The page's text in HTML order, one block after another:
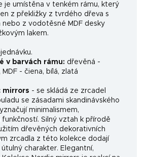
je umístěna v tenkém rámu, který
z překližky z tvrdého dřeva s
z vodotěsné MDF desky
lakem.
v barvách rámu: dřevěná -
MDF - čiena, bílá, zlatá
mirrors - se skládá ze zrcadel
se zásadami skandinávského
minimalismem,
Silný vztah k přírodě
dřevěných dekorativních
zrcadla z této kolekce dodají
charakter. Elegantní,